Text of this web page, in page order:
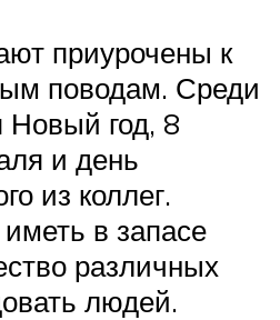
приурочены к
поводам. Среди
Новый год, 8
и день
из коллег.
в запасе
различных
людей.